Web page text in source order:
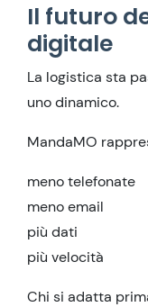
Il futuro
digitale
La logistica sta
uno dinamico.
MandaMO
meno telefonate
meno email
più dati
più velocità
Chi si adatta